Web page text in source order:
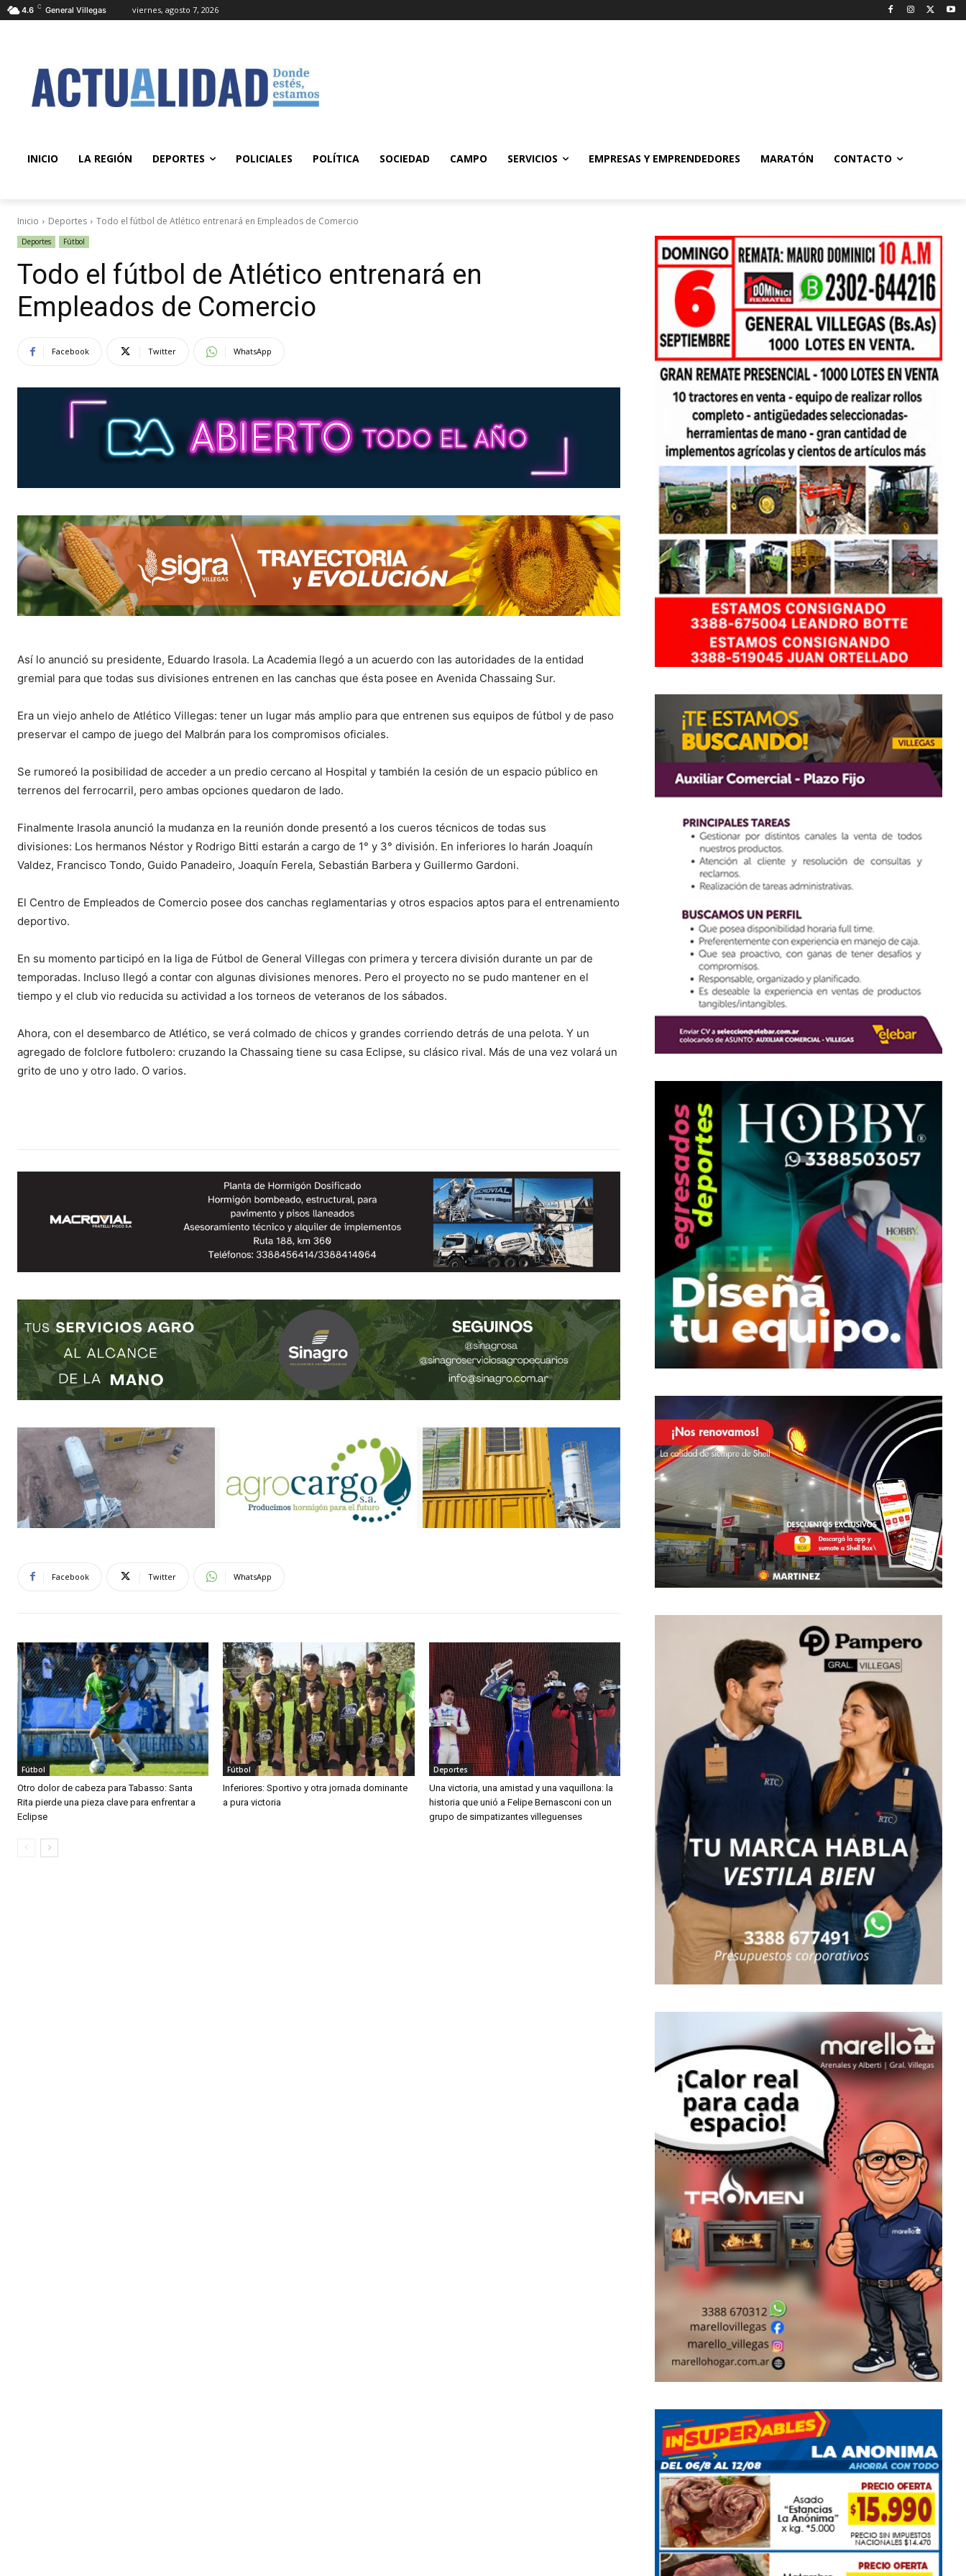
4.6 C General Villegas viernes, agosto 7, 2026
INICIO LA REGIÓN DEPORTES POLICIALES POLÍTICA SOCIEDAD CAMPO SERVICIOS EMPRESAS Y EMPRENDEDORES MARATÓN CONTACTO
Inicio Deportes Todo el fútbol de Atlético entrenará en Empleados de Comercio
Deportes Fútbol
Todo el fútbol de Atlético entrenará en
Empleados de Comercio
Facebook Twitter WhatsApp
Así lo anunció su presidente, Eduardo Irasola. La Academia llegó a un acuerdo con las autoridades de la entidad
gremial para que todas sus divisiones entrenen en las canchas que ésta posee en Avenida Chassaing Sur.
Era un viejo anhelo de Atlético Villegas: tener un lugar más amplio para que entrenen sus equipos de fútbol y de paso
preservar el campo de juego del Malbrán para los compromisos oficiales.
Se rumoreó la posibilidad de acceder a un predio cercano al Hospital y también la cesión de un espacio público en
terrenos del ferrocarril, pero ambas opciones quedaron de lado.
Finalmente Irasola anunció la mudanza en la reunión donde presentó a los cueros técnicos de todas sus
divisiones: Los hermanos Néstor y Rodrigo Bitti estarán a cargo de 1° y 3° división. En inferiores lo harán Joaquín
Valdez, Francisco Tondo, Guido Panadeiro, Joaquín Ferela, Sebastián Barbera y Guillermo Gardoni.
El Centro de Empleados de Comercio posee dos canchas reglamentarias y otros espacios aptos para el entrenamiento
deportivo.
En su momento participó en la liga de Fútbol de General Villegas con primera y tercera división durante un par de
temporadas. Incluso llegó a contar con algunas divisiones menores. Pero el proyecto no se pudo mantener en el
tiempo y el club vio reducida su actividad a los torneos de veteranos de los sábados.
Ahora, con el desembarco de Atlético, se verá colmado de chicos y grandes corriendo detrás de una pelota. Y un
agregado de folclore futbolero: cruzando la Chassaing tiene su casa Eclipse, su clásico rival. Más de una vez volará un
grito de uno y otro lado. O varios.
Facebook Twitter WhatsApp
Fútbol
Otro dolor de cabeza para Tabasso: Santa
Rita pierde una pieza clave para enfrentar a
Eclipse
Fútbol
Inferiores: Sportivo y otra jornada dominante
a pura victoria
Deportes
Una victoria, una amistad y una vaquillona: la
historia que unió a Felipe Bernasconi con un
grupo de simpatizantes villeguenses